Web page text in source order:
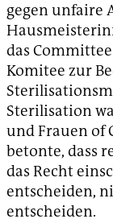
gegen unfaire
das
Komitee zur
Sterilisation
und Frauen of
betonte, dass
das Recht
entscheiden,
entscheiden.